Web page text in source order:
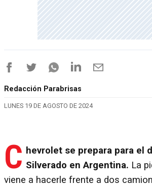
Redacción Parabrisas
LUNES 19 DE AGOSTO DE 2024
C hevrolet se prepara para el
Silverado en Argentina. La
viene a hacerle frente a dos